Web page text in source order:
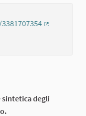
degli